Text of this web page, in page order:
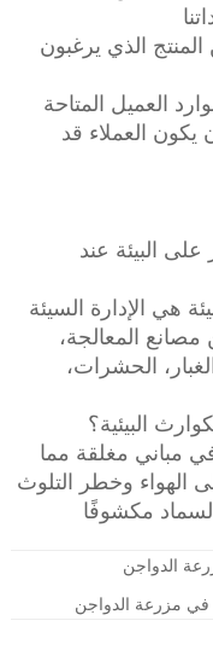
الذي يرغبون
يكون العملاء قد
البيئة عند
هي الإدارة السيئة
مصانع المعالجة،
الحشرات،
البيئية؟
مباني مغلقة مما
الهواء وخطر التلوث
مكشوفًا
الدواجن
في مزرعة الدواجن